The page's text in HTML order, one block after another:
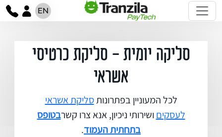
EN
סליקה יומית - סליקת כרטיסי
אשראי
לכל המעוניין בפתרונותסליקת אשראי
לעסקים ושירותי ניכיון, אנא צרו קשרבטופס
בתחתית העמוד.